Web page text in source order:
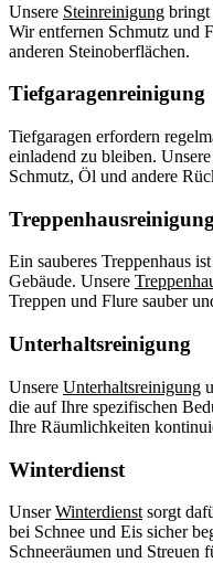
Unsere Steinreinigung bringt
Wir entfernen Schmutz und
anderen Steinoberflächen.
Tiefgaragenreinigung
Tiefgaragen erfordern
einladend zu bleiben. Unsere
Schmutz, Öl und andere
Treppenhausreinigung
Ein sauberes Treppenhaus
Gebäude. Unsere
Treppen und Flure sauber
Unterhaltsreinigung
Unsere Unterhaltsreinigung
die auf Ihre spezifischen
Ihre Räumlichkeiten
Winterdienst
UnserWinterdienst sorgt
bei Schnee und Eis sicher
Schneeräumen und Streuen